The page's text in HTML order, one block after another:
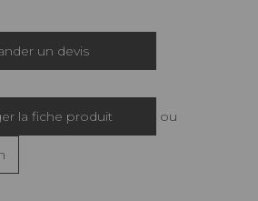
un devis
la fiche produit ou